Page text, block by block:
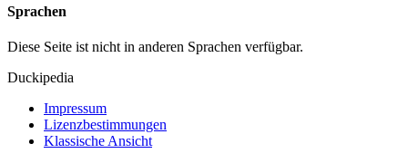
Sprachen
Diese Seite ist nicht in anderen Sprachen verfügbar.
Duckipedia
Impressum
Lizenzbestimmungen
Klassische Ansicht